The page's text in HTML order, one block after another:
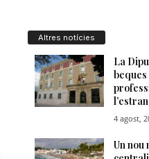
Altres notícies